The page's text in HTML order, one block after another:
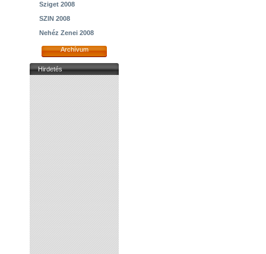
Sziget 2008
SZIN 2008
Nehéz Zenei 2008
Archívum
Hirdetés